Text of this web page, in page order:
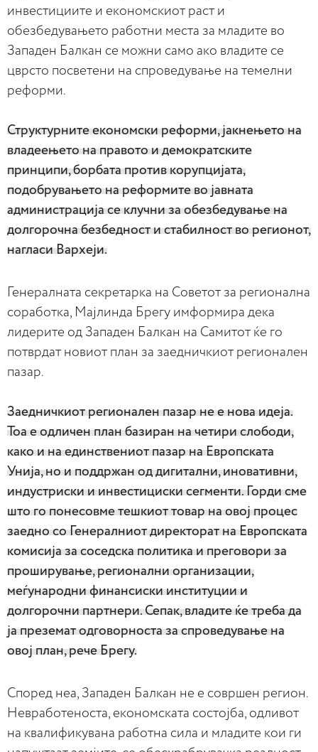
инвестициите и економскиот раст и
обезбедувањето работни места за младите во
Западен Балкан се можни само ако владите се
цврсто посветени на спроведување на темелни
реформи.
Структурните економски реформи, јакнењето на
владеењето на правото и демократските
принципи, борбата против корупцијата,
подобрувањето на реформите во јавната
администрација се клучни за обезбедување на
долгорочна безбедност и стабилност во регионот,
нагласи Вархеји.
Генералната секретарка на Советот за регионална
соработка, Мајлинда Брегу имформира дека
лидерите од Западен Балкан на Самитот ќе го
потврдат новиот план за заедничкиот регионален
пазар.
Заедничкиот регионален пазар не е нова идеја.
Тоа е одличен план базиран на четири слободи,
како и на единствениот пазар на Европската
Унија, но и поддржан од дигитални, иновативни,
индустриски и инвестициски сегменти. Горди сме
што го понесовме тешкиот товар на овој процес
заедно со Генералниот директорат на Европската
комисија за соседска политика и преговори за
проширување, регионални организации,
меѓународни финансиски институции и
долгорочни партнери. Сепак, владите ќе треба да
ја преземат одговорноста за спроведување на
овој план, рече Брегу.
Според неа, Западен Балкан не е совршен регион.
Невработеноста, економската состојба, одливот
на квалификувана работна сила и младите кои ги